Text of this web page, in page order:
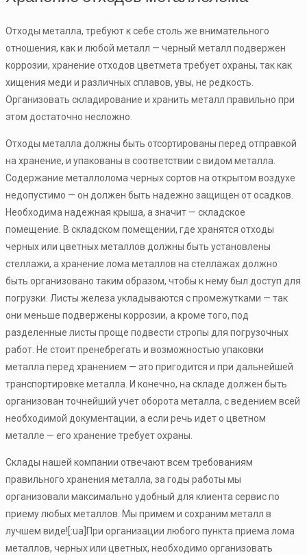
Отходы металла, требуют к себе столь же внимательного
отношения, как и любой металл — черный металл подвержен
коррозии, хранение отходов цветмета требует охраны, так как
хищения меди и различных сплавов, увы, не редкость.
Организовать складирование и хранить металл правильно при
этом достаточно несложно.
Отходы металла должны быть отсортированы перед отправкой
на хранение, и упакованы в соответствии с видом металла.
Содержание металлолома черных сортов на открытом воздухе
недопустимо — он должен быть надежно защищен от осадков.
Необходима надежная крыша, а значит — складское
помещение. В складском помещении, где хранятся отходы
черных или цветных металлов должны быть установлены
стеллажи, а хранение лома металлов на стеллажах должно
быть организовано таким образом, чтобы к нему был доступ для
погрузки. Листы железа укладываются с промежутками — так
они меньше подвержены коррозии, а кроме того, под
разделенные листы проще подвести стропы для погрузочных
работ. Не стоит пренебрегать и возможностью упаковки
металла перед хранением — это пригодится и при дальнейшей
транспортировке металла. И конечно, на складе должен быть
организован точнейший учет оборота металла, с ведением всей
необходимой документации, а если речь идет о цветном
металле — его хранение требует охраны.
Склады нашей компании отвечают всем требованиям
правильного хранения металла, за годы работы мы
организовали максимально удобный для клиента сервис по
приему любых металлов. Мы примем и сохраним металл в
лучшем виде![:ua]При организации любого пункта приема лома
металлов, черных или цветных, необходимо организовать